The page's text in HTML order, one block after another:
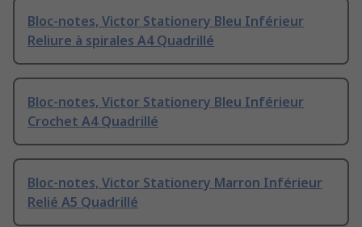
Bloc-notes, Victor Stationery Bleu Inférieur
Reliure à spirales A4 Quadrillé
Bloc-notes, Victor Stationery Bleu Inférieur
Crochet A4 Quadrillé
Bloc-notes, Victor Stationery Marron Inférieur
Relié A5 Quadrillé